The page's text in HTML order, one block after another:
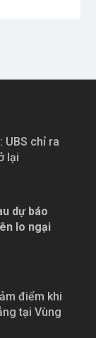
UBS chỉ ra
lại
dự báo
lo ngại
điểm khi
tại Vùng